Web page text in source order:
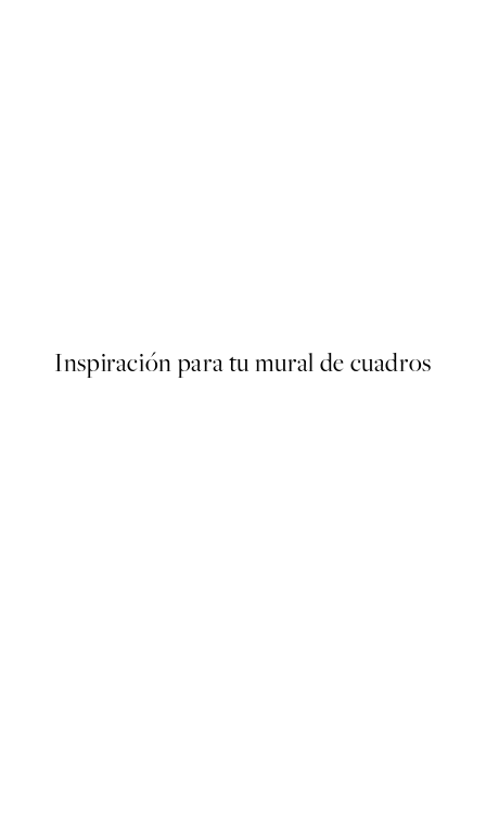
Inspiración para tu mural de cuadros